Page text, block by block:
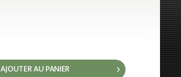
AJOUTER AU PANIER